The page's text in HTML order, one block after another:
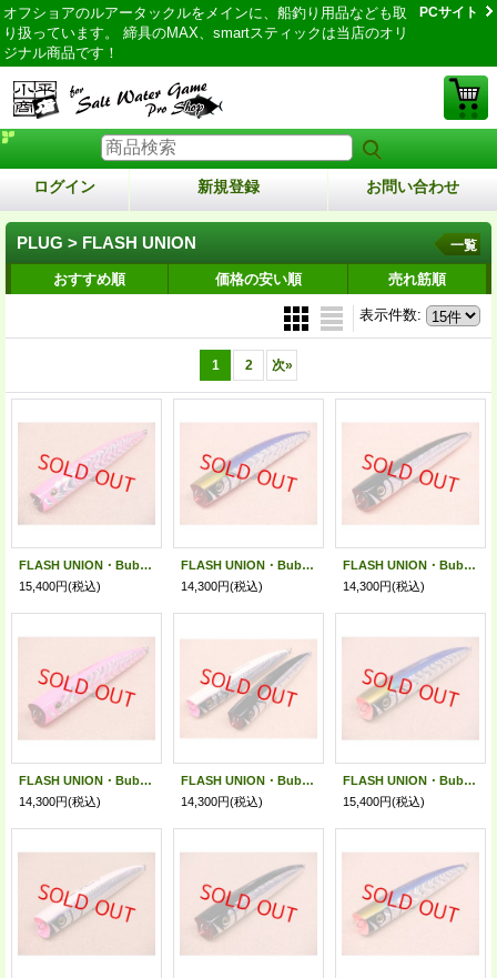
オフショアのルアータックルをメインに、船釣り用品なども取
り扱っています。 締具のMAX、smartスティックは当店のオリ
ジナル商品です！
PCサイト
ログイン 新規登録 お問い合わせ
PLUG > FLASH UNION 一覧
おすすめ順 価格の安い順 売れ筋順
表示件数:
1 2 次»
FLASH UNION・Bubble Artist Slim 260/MFBlock.FullPinkRedGlow
15,400円(税込)
FLASH UNION・Bubble Artist 240/MysteryFlashIwashi PinkGlowBerry
14,300円(税込)
FLASH UNION・Bubble Artist 240/BM.CrashShiner OrangeGlowBerry
14,300円(税込)
FLASH UNION・Bubble Artist 240/MFBlock.FullPinkRedGlow
14,300円(税込)
FLASH UNION・Bubble Artist Slim 240
14,300円(税込)
FLASH UNION・Bubble Artist Slim 260/MysteryFlashIwashi GlowBerry
15,400円(税込)